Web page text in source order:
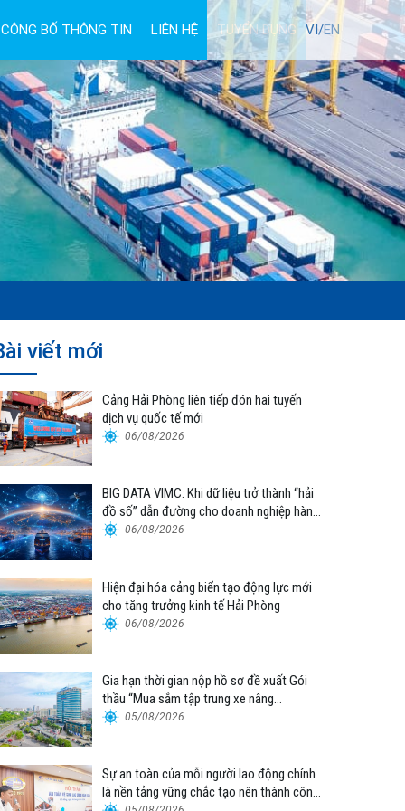
CÔNG BỐ THÔNG TIN LIÊN HỆ TUYỂN DỤNG VI/EN
viết mới
Cảng Hải Phòng liên tiếp đón hai tuyến
dịch vụ quốc tế mới
06/08/2026
BIG DATA VIMC: Khi dữ liệu trở thành “hải
đồ số” dẫn đường cho doanh nghiệp hàng
hải 06/08/2026
Hiện đại hóa cảng biển tạo động lực mới
cho tăng trưởng kinh tế Hải Phòng
06/08/2026
Gia hạn thời gian nộp hồ sơ đề xuất Gói
thầu “Mua sắm tập trung xe nâng
container thuộc Tổng công ty Hàng hải
05/08/2026
Sự an toàn của mỗi người lao động chính
là nền tảng vững chắc tạo nên thành công